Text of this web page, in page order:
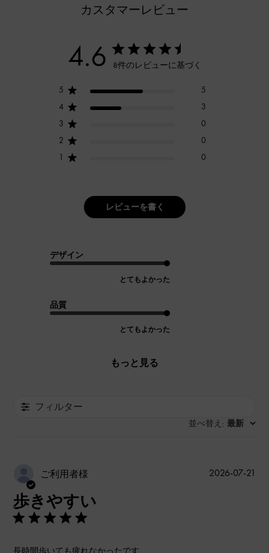
カスタマーレビュー
4.6 8件のレビューに基づく
5
5
4
3
3
0
2
0
1
0
レビューを書く
デザイン
とてもよかった
品質
とてもよかった
もっと見る
フィルター
並べ替え : 最新
ご利用者様
歩きやすい
長時間歩いても疲れなかったです
2026-07-21